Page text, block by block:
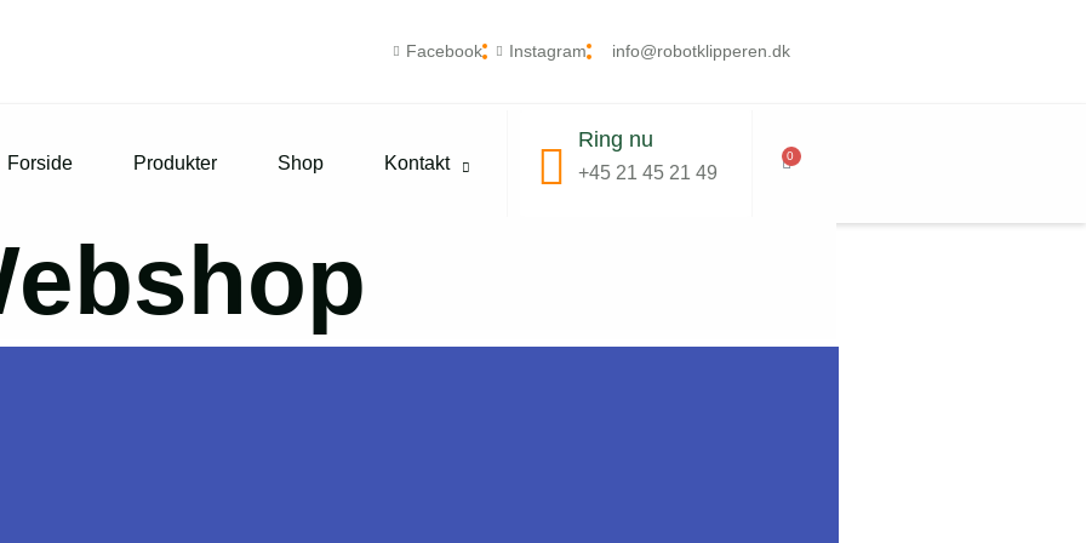
Facebook Instagram info@robotklipperen.dk
Forside Produkter Shop Kontakt
Ring nu
+45 21 45 21 49
0